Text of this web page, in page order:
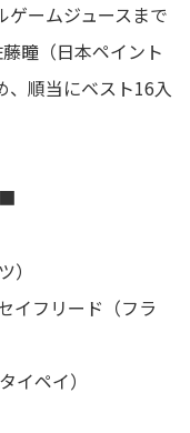
ゲームジュースまで
瞳（日本ペイント
、順当にベスト16入
イフリード（フラ
ペイ）